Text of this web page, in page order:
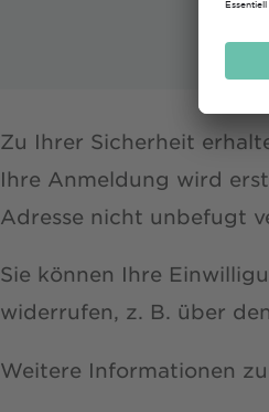
Zu Ihrer Sicherheit
Ihre Anmeldung wird
Adresse nicht unbefugt
Sie können Ihre
widerrufen, z. B. über
Weitere Informationen